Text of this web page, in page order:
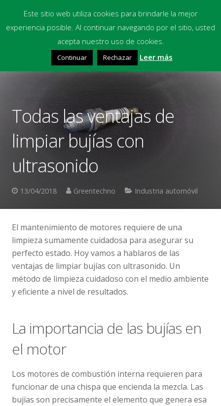
Productos Químicos
Multimedia
Contacto
Financiación
Todas las ventajas de
limpiar bujías con
ultrasonido
13/04/2018 Greentechno Industria automóvil
El mantenimiento de motores requiere de una
limpieza sumamente cuidadosa para asegurar su
perfecto estado. Hoy vamos a hablaros de las
ventajas de limpiar bujías con ultrasonido. Un
método de limpieza cuidadoso con el medio ambiente
y eficiente a nivel de resultados.
La importancia de las bujías en
el motor
Los motores de combustión interna requieren para
funcionar de una chispa que encienda la mezcla. Las
bujías son precisamente el elemento que genera esa
Este sitio web utiliza cookies para brindarle la mejor
experiencia posible. Al continuar navegando por el sitio, usted
acepta nuestro uso de cookies.
Continuar Rechazar Leer más